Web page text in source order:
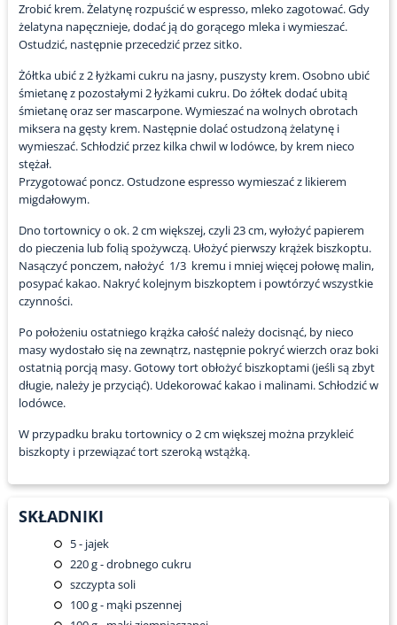
Zrobić krem. Żelatynę rozpuścić w espresso, mleko zagotować. Gdy
żelatyna napęcznieje, dodać ją do gorącego mleka i wymieszać.
Ostudzić, następnie przecedzić przez sitko.
Żółtka ubić z 2 łyżkami cukru na jasny, puszysty krem. Osobno ubić
śmietanę z pozostałymi 2 łyżkami cukru. Do żółtek dodać ubitą
śmietanę oraz ser mascarpone. Wymieszać na wolnych obrotach
miksera na gęsty krem. Następnie dolać ostudzoną żelatynę i
wymieszać. Schłodzić przez kilka chwil w lodówce, by krem nieco
stężał.
Przygotować poncz. Ostudzone espresso wymieszać z likierem
migdałowym.
Dno tortownicy o ok. 2 cm większej, czyli 23 cm, wyłożyć papierem
do pieczenia lub folią spożywczą. Ułożyć pierwszy krążek biszkoptu.
Nasączyć ponczem, nałożyć 1/3 kremu i mniej więcej połowę malin,
posypać kakao. Nakryć kolejnym biszkoptem i powtórzyć wszystkie
czynności.
Po położeniu ostatniego krążka całość należy docisnąć, by nieco
masy wydostało się na zewnątrz, następnie pokryć wierzch oraz boki
ostatnią porcją masy. Gotowy tort obłożyć biszkoptami (jeśli są zbyt
długie, należy je przyciąć). Udekorować kakao i malinami. Schłodzić w
lodówce.
W przypadku braku tortownicy o 2 cm większej można przykleić
biszkopty i przewiązać tort szeroką wstążką.
SKŁADNIKI
5- jajek
220g - drobnego cukru
szczypta soli
100g - mąki pszennej